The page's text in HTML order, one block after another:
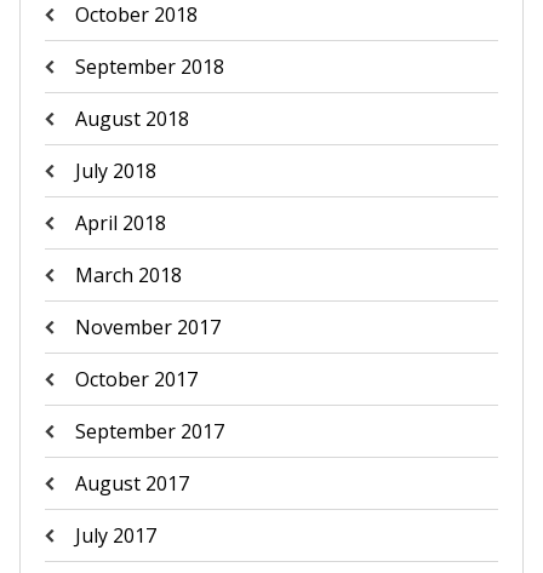
October 2018
September 2018
August 2018
July 2018
April 2018
March 2018
November 2017
October 2017
September 2017
August 2017
July 2017